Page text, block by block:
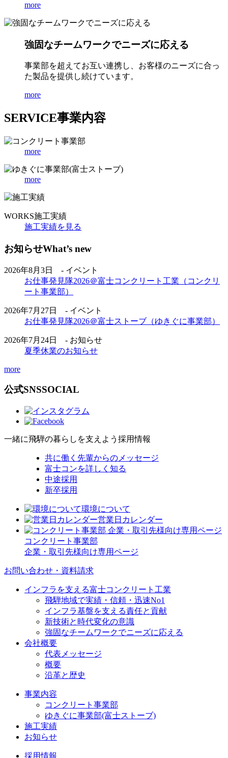
more
強固なチームワークでニーズに応える
事業部を超えてお互い連携し、お客様のニーズに合っ
た製品を提供し続けています。
more
SERVICE事業内容
more
more
WORKS施工実績
施工実績を見る
お知らせWhat’s new
2026年8月3日 - イベント
お仕事発見隊2026＠富士コンクリート工業（コンクリ
ート事業部）
2026年7月27日 - イベント
お仕事発見隊2026＠富士ストーブ（ゆきぐに事業部）
2026年7月24日 - お知らせ
夏季休業のお知らせ
more
公式SNSSOCIAL
一緒に飛騨の暮らしを支えよう 採用情報
共に働く先輩からのメッセージ
富士コンを詳しく知る
中途採用
新卒採用
環境について
営業日カレンダー
コンクリート事業部
企業・取引先様向け専用ページ
お問い合わせ・資料請求
インフラを支える富士コンクリート工業
飛騨地域で実績・信頼・迅速No1
インフラ基盤を支える責任と貢献
新技術と時代変化の意識
強固なチームワークでニーズに応える
会社概要
代表メッセージ
概要
沿革と歴史
事業内容
コンクリート事業部
ゆきぐに事業部(富士ストーブ)
施工実績
お知らせ
採用情報